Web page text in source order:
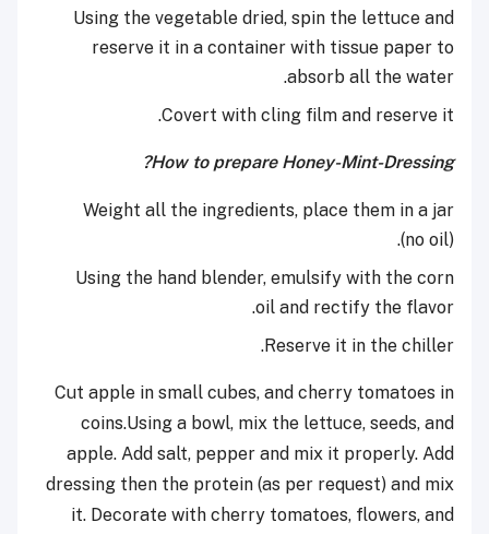
Using the vegetable dried, spin the lettuce and
reserve it in a container with tissue paper to
absorb all the water.
Covert with cling film and reserve it.
How to prepare Honey-Mint-Dressing?
Weight all the ingredients, place them in a jar
(no oil).
Using the hand blender, emulsify with the corn
oil and rectify the flavor.
Reserve it in the chiller.
Cut apple in small cubes, and cherry tomatoes in
coins.Using a bowl, mix the lettuce, seeds, and
apple. Add salt, pepper and mix it properly. Add
dressing then the protein (as per request) and mix
it. Decorate with cherry tomatoes, flowers, and